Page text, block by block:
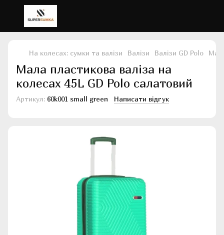
На колесах: сумки та валізи Валізи Валізи GD Polo
Мала пластикова валіза на
колесах 45L GD Polo салатовий
Артикул: 60k001 small green Написати відгук